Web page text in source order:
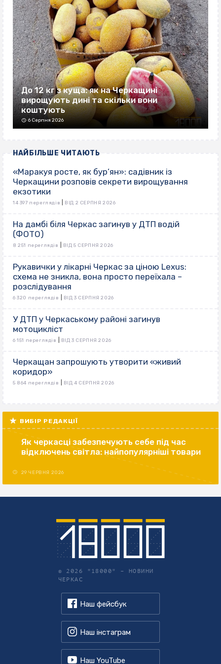
До 12 кг з куща: як на Черкащині
вирощують дині та скільки вони
коштують
6 Серпня 2026
НАЙБІЛЬШЕ ЧИТАЮТЬ
«Маракуя росте, як бур’ян»: садівник із
Черкащини розповів секрети вирощування
екзотики
14 397 переглядів ВІД 2 СЕРПНЯ 2026
На дамбі біля Черкас загинув у ДТП водій
(ФОТО)
8 251 переглядів ВІД 5 СЕРПНЯ 2026
Рукавички у лікарні Черкас за ціною Lexus:
схема не зникла, вона просто переїхала –
розслідування
6 320 переглядів ВІД 3 СЕРПНЯ 2026
У ДТП у Черкаському районі загинув
мотоцикліст
6 151 переглядів ВІД 3 СЕРПНЯ 2026
Черкащан запрошують утворити «живий
коридор»
5 864 переглядів ВІД 4 СЕРПНЯ 2026
ВИБІР РЕДАКЦІЇ
Як черкасці забезпечують себе під час
відключень світла: найпопулярніші товари
29 ЧЕРВНЯ 2026
© 2026 "18000" – НОВИНИ
ЧЕРКАС
Наш фейсбук
Наш інстаграм
Наш YouTube